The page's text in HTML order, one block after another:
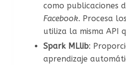
como publicaciones
Facebook. Procesa
utiliza la misma API
Spark MLlib:
aprendizaje